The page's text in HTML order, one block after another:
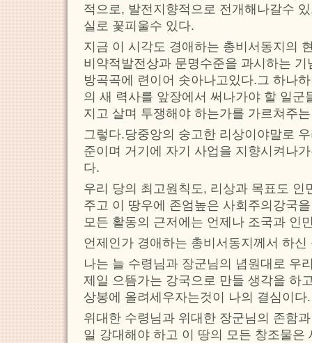
적으로, 발전지향적으로 전개해나갈수
실로 꽃피울수 있다.
지금 이 시각도 경애하는 총비서동지의
비약적발전상과 문명수준을 과시하는
방곡곡에 련이어 솟아나고있다.그 하나
의 새 력사를 앞장에서 써나가야 할 일군
지고 살며 투쟁해야 하는가를 가르쳐주
그렇다.당중앙의 숭고한 리상이야말로
준이며 거기에 자기 사업을 지향시켜나
다.
우리 당의 최고원칙도, 리상과 목표도 인
주고 이 땅우에 존엄높은 사회주의강국
모든 활동의 근저에는 언제나 조국과 인
언제인가 경애하는 총비서동지께서 하
나는 늘 수령님과 장군님의 념원대로 우
제일 으뜸가는 강국으로 만들 생각을 하
상봉에 올려세우자는것이 나의 결심이
위대한 수령님과 위대한 장군님의 존함
일 강대해야 하고 이 땅의 모든 창조물은